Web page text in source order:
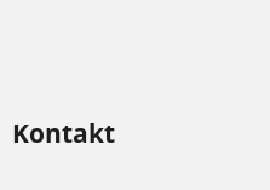
Kontakt